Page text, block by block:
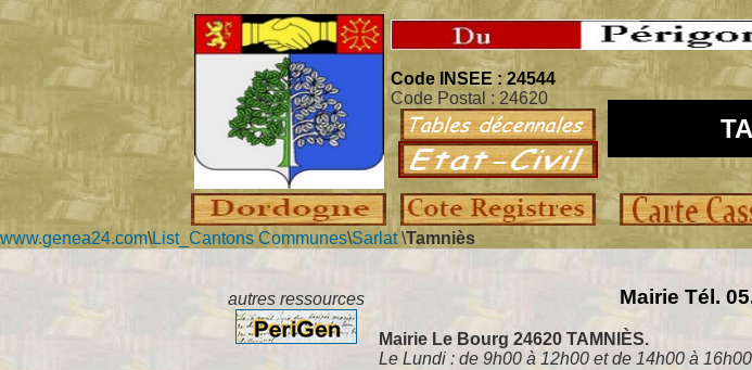
Code INSEE : 24544
Code Postal : 24620
www.genea24.com\List_Cantons Communes\Sarlat\Tamniès
autres ressources Mairie Tél.
Mairie Le Bourg 24620 TAMNIÈS.
Le Lundi : de 9h00 à 12h00 et de 14h00 à